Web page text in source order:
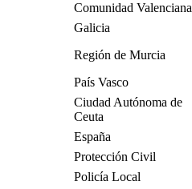
Comunidad Valenciana
Galicia
Región de Murcia
País Vasco
Ciudad Autónoma de
Ceuta
España
Protección Civil
Policía Local